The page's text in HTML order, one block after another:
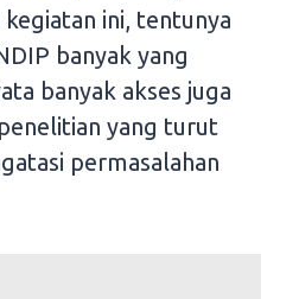
kegiatan ini, tentunya
banyak yang
banyak akses juga
yang turut
permasalahan